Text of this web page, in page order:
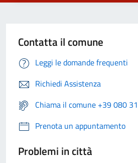
Contatta il comune
Leggi le domande frequenti
Richiedi Assistenza
Chiama il comune +39 080
Prenota un appuntamento
Problemi in città